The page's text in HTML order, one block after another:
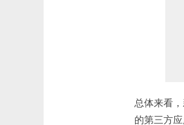
总体来看
的第三方